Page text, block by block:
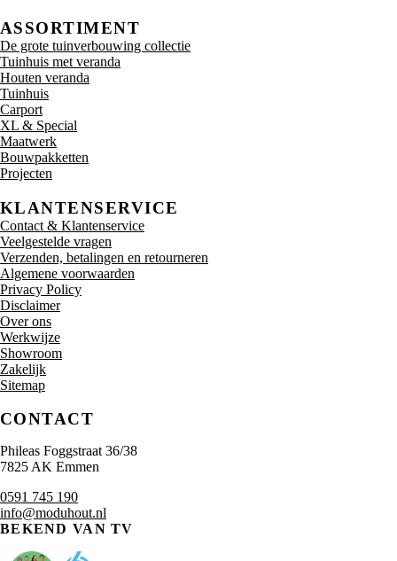
ASSORTIMENT
De grote tuinverbouwing collectie
Tuinhuis met veranda
Houten veranda
Tuinhuis
Carport
XL & Special
Maatwerk
Bouwpakketten
Projecten
KLANTENSERVICE
Contact & Klantenservice
Veelgestelde vragen
Verzenden, betalingen en retourneren
Algemene voorwaarden
Privacy Policy
Disclaimer
Over ons
Werkwijze
Showroom
Zakelijk
Sitemap
CONTACT
Phileas Foggstraat 36/38
7825 AK Emmen
0591 745 190
info@moduhout.nl
BEKEND VAN TV